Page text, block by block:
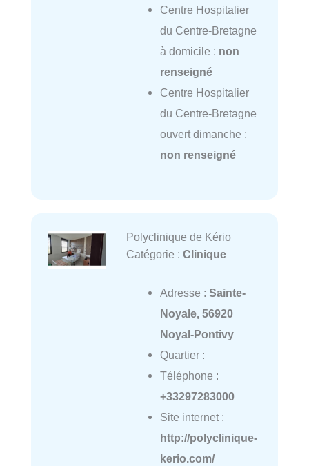
Centre Hospitalier
du Centre-Bretagne
à domicile : non
renseigné
Centre Hospitalier
du Centre-Bretagne
ouvert dimanche :
non renseigné
Polyclinique de Kério
Catégorie : Clinique
Adresse : Sainte-
Noyale, 56920
Noyal-Pontivy
Quartier :
Téléphone :
+33297283000
Site internet :
http://polyclinique-
kerio.com/